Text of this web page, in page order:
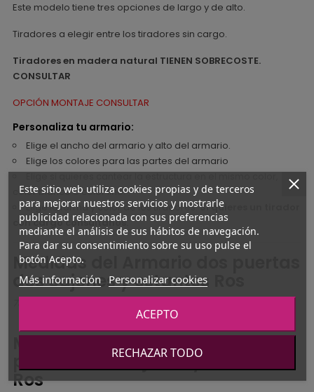
Este modelo tiene tres opciones de largo y de alto.
Tiradores a elegir entre los tiradores sin cargo.
Tiradores en madera natural TIENEN SOBRECOSTE.
CONSULTAR
OPCIÓN MONTAJE CONSULTAR
Personaliza tu armario:
Elige el ancho del armario y alto del armario.
Elige los colores para las partes del armario
Elige si quieres cantear la estructura en el mismo color,
color blanco o color lino.
Elige la forma y color de los tiradores.Si quieres un tirador
con cargo consúltanos.
Medidas del Armario dos puertas
dos cajones y estantes Ros
Materiales del Armario dos
puertas dos cajones y estantes
Ros
Este sitio web utiliza cookies propias y de terceros
para mejorar nuestros servicios y mostrarle
publicidad relacionada con sus preferencias
mediante el análisis de sus hábitos de navegación.
Para dar su consentimiento sobre su uso pulse el
botón Acepto.
Más información Personalizar cookies
RECHAZAR TODO
ACEPTO